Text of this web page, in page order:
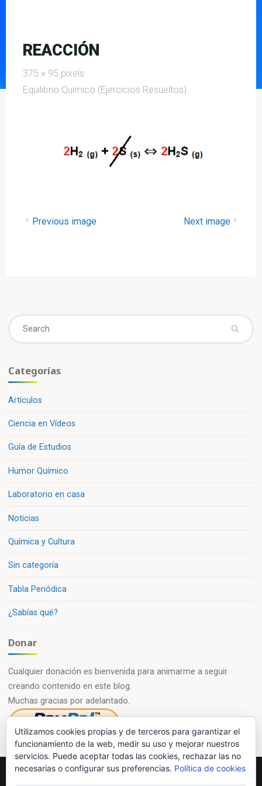
REACCIÓN
Full
size
375 × 95 pixels
Equilibrio Químico (Ejercicios Resueltos)
Previous image Next image
Categorías
Artículos
Ciencia en Vídeos
Guía de Estudios
Humor Químico
Laboratorio en casa
Noticias
Química y Cultura
Sin categoría
Tabla Periódica
¿Sabías qué?
Donar
Cualquier donación es bienvenida para animarme a seguir
creando contenido en este blog.
Muchas gracias por adelantado.
Utilizamos cookies propias y de terceros para garantizar el
funcionamiento de la web, medir su uso y mejorar nuestros
servicios. Puede aceptar todas las cookies, rechazar las no
necesarias o configurar sus preferencias. Política de cookies